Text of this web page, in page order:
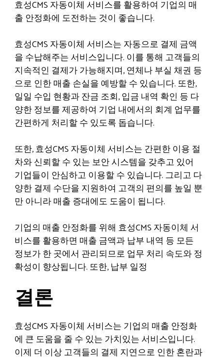
효성CMS 자동이체 서비스를 활용하여 기업의 매
출 안정화에 도전하는 것이 좋습니다.
효성CMS 자동이체 서비스는 자동으로 결제 금액
을 수납해주는 서비스입니다. 이를 통해 고객들의
지속적인 결제가 가능해지며, 연체나 부실 채권 등
으로 인한 매출 손실을 예방할 수 있습니다. 또한,
일일 수입 현황과 잔금 조회, 입금 내역 확인 등 다
양한 정보를 제공하여 기업 내에서의 회계 업무를
간편하게 처리할 수 있도록 돕습니다.
또한, 효성CMS 자동이체 서비스는 간편한 이용 절
차와 신뢰할 수 있는 보안 시스템을 갖추고 있어
기업들이 안심하고 이용할 수 있습니다. 그리고 다
양한 결제 수단을 지원하여 고객의 편의를 높일 뿐
만 아니라 매출 증대에도 도움이 됩니다.
기업의 매출 안정화를 위해 효성CMS 자동이체 서
비스를 활용하면 매출 금액과 납부 내역 등 모든
정보가 한 곳에서 관리되므로 업무 처리 속도와 정
확성이 향상됩니다. 또한, 납부 일정
결론
효성CMS 자동이체 서비스는 기업의 매출 안정화
에 큰 도움을 줄 수 있는 가치있는 서비스입니다.
이제 더 이상 고객들의 결제 지연으로 인한 혼란과